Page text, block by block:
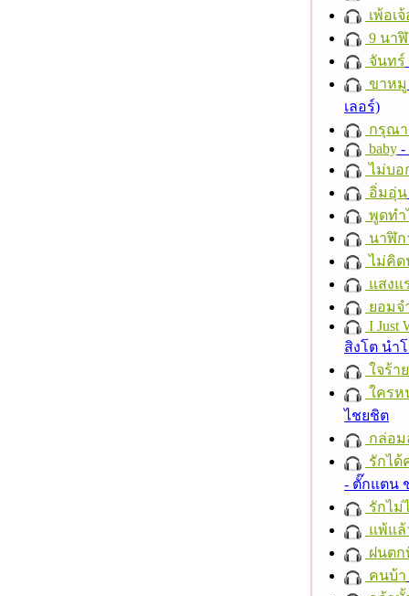
เพ้อเ
9 นา
จันทร์
ขาหมู
เลอร์)
กรุณา
baby -
ไม่บอ
อิ่มอุ่น
พูดทำ
นาฬิก
ไม่คิด
แสงแ
ยอม
I Just
สิงโต นำ
ใจร้าย
ใครห
ไชยชิต
กล่อม
รักได้
- ตั๊กแตน
รักไม่
แพ้แล้
ฝนตก
คนบ้า